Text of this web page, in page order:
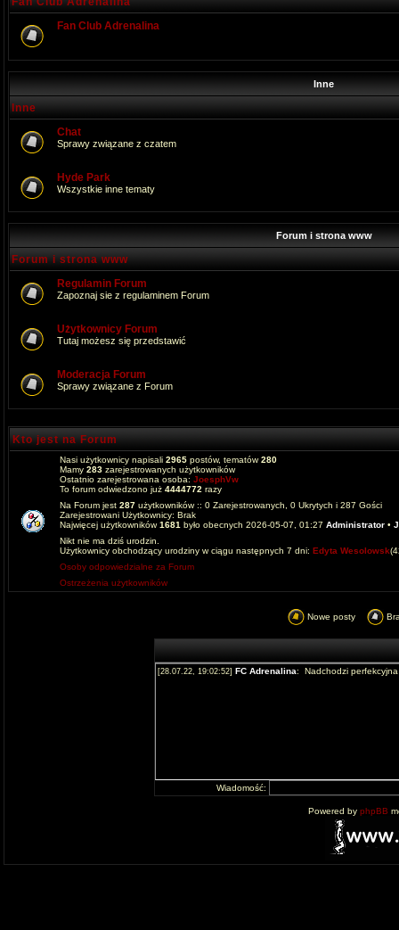
Fan Club Adrenalina
Inne
Inne
Chat
Sprawy związane z czatem
Hyde Park
Wszystkie inne tematy
Forum i strona www
Forum i strona www
Regulamin Forum
Zapoznaj sie z regulaminem Forum
Użytkownicy Forum
Tutaj możesz się przedstawić
Moderacja Forum
Sprawy związane z Forum
Kto jest na Forum
Nasi użytkownicy napisali 2965 postów, tematów280
Mamy 283 zarejestrowanych użytkowników
Ostatnio zarejestrowana osoba: JoesphVw
To forum odwiedzono już 4444772 razy
Na Forum jest 287 użytkowników :: 0 Zarejestrowanych, 0 Ukrytych i 287 Gości
Zarejestrowani Użytkownicy: Brak
Najwięcej użytkowników1681 było obecnych 2026-05-07, 01:27 Administrator •
Nikt nie ma dziś urodzin.
Użytkownicy obchodzący urodziny w ciągu następnych 7 dni: Edyta Wesolowsk
Osoby odpowiedzialne za Forum
Ostrzeżenia użytkowników
Nowe posty
Wiadomość:
Powered by phpBB